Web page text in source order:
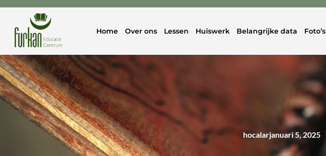
Home Over ons Lessen Huiswerk Belangrijke data Foto’s
hocalarjanuari 5, 2025